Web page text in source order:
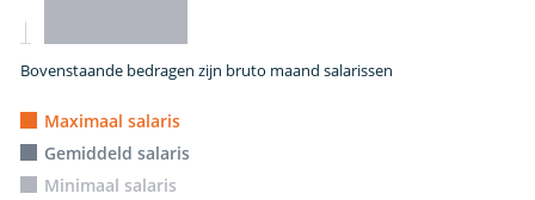
Bovenstaande bedragen zijn bruto maand salarissen
Maximaal salaris
Gemiddeld salaris
Minimaal salaris